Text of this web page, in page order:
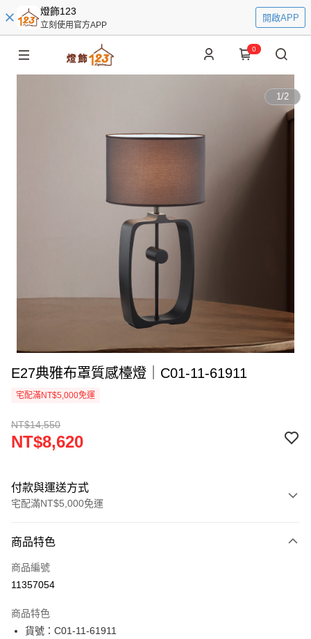
燈飾123
立刻使用官方APP
開啟APP
0
1/2
E27典雅布罩質感檯燈｜C01-11-61911
宅配滿NT$5,000免運
NT$14,550
NT$8,620
付款與運送方式
宅配滿NT$5,000免運
信用卡一次付款
LINE Pay
街口支付
商品特色
商品編號
11357054
商品特色
貨號：C01-11-61911